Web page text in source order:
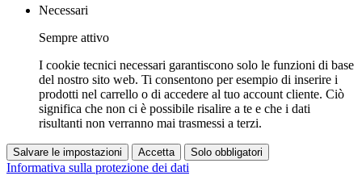
Necessari
Sempre attivo
I cookie tecnici necessari garantiscono solo le funzioni di base
del nostro sito web. Ti consentono per esempio di inserire i
prodotti nel carrello o di accedere al tuo account cliente. Ciò
significa che non ci è possibile risalire a te e che i dati
risultanti non verranno mai trasmessi a terzi.
Salvare le impostazioni Accetta Solo obbligatori
Informativa sulla protezione dei dati